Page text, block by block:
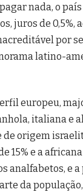
nada, o
juros de 0,5%,
por
latino-
europeu,
italiana e
origem
15% e a africana
analfabetos, e a
da